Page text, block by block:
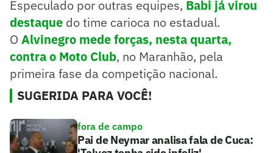
Especulado por outras equipes, Babi já virou
destaque do time carioca no estadual.
O Alvinegro mede forças, nesta quarta,
contra o Moto Club, no Maranhão, pela
primeira fase da competição nacional.
SUGERIDA PARA VOCÊ!
fora de campo
Pai de Neymar analisa fala de Cuca: